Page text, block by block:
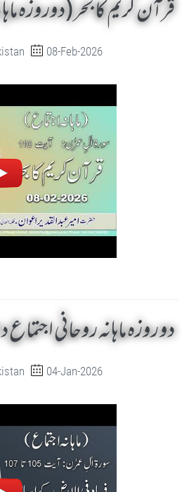
قرآن کریم کا بحر (دوروزہ
08-Feb-2026
دو روزہ ماہانہ روحانی
04-Jan-2026